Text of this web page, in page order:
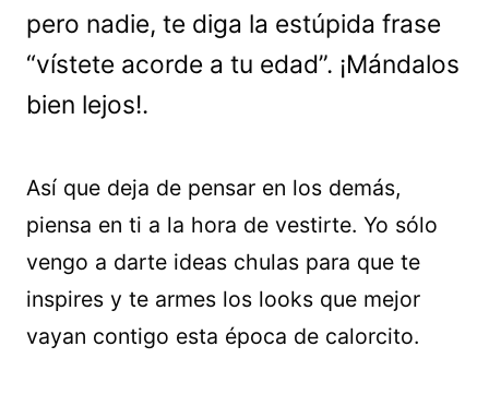
pero nadie, te diga la estúpida frase
“vístete acorde a tu edad”. ¡Mándalos
bien lejos!.
Así que deja de pensar en los demás,
piensa en ti a la hora de vestirte. Yo sólo
vengo a darte ideas chulas para que te
inspires y te armes los looks que mejor
vayan contigo esta época de calorcito.